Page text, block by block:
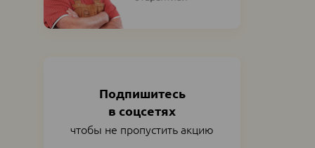
Подпишитесь
в соцсетях
чтобы не пропустить акцию